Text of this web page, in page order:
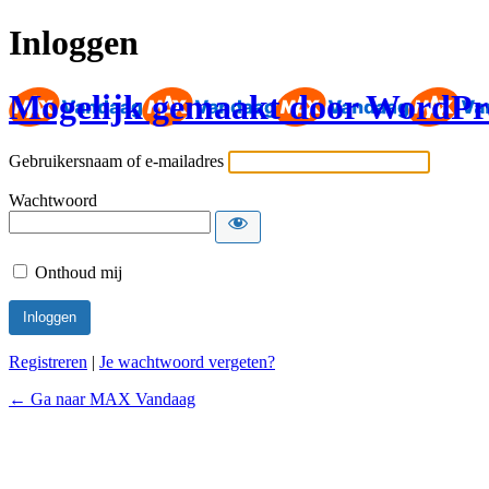
Inloggen
Mogelijk gemaakt door
Gebruikersnaam of e-mailadres
Wachtwoord
Onthoud mij
Registreren | Je wachtwoord vergeten?
← Ga naar MAX Vandaag